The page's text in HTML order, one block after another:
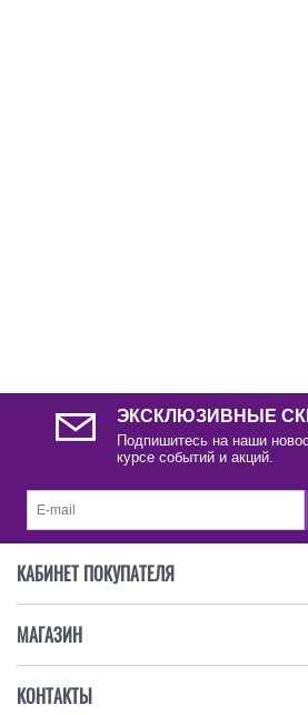
ЭКСКЛЮЗИВНЫЕ
Подпишитесь на наши
курсе событий и акций.
КАБИНЕТ ПОКУПАТЕЛЯ
МАГАЗИН
КОНТАКТЫ